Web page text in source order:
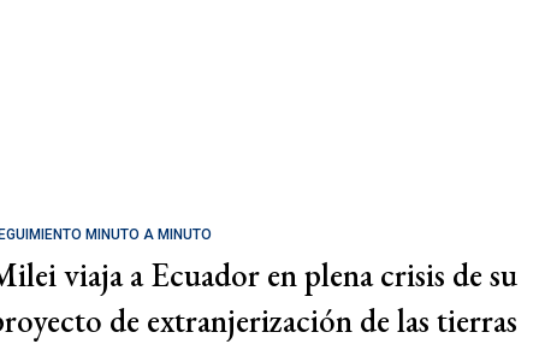
MINUTO A MINUTO
viaja a Ecuador en plena crisis de su
de extranjerización de las tierras